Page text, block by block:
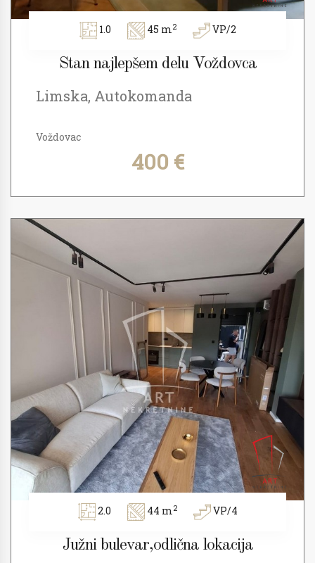
1.0 45 m2 VP/2
Stan najlepšem delu Voždovca
Limska, Autokomanda
Voždovac
400 €
2.0 44 m2 VP/4
Južni bulevar,odlična lokacija